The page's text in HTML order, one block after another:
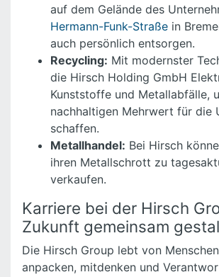
auf dem Gelände des
Hermann-Funk-Straße in
auch persönlich entsorgen.
Recycling: Mit modernster
die Hirsch Holding GmbH
Kunststoffe und Metallabfälle,
nachhaltigen Mehrwert für die
schaffen.
Metallhandel: Bei Hirsch
ihren Metallschrott zu
verkaufen.
Karriere bei der Hirsch
Zukunft gemeinsam
Die Hirsch Group lebt von
anpacken, mitdenken und